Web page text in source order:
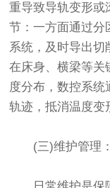
重导致导轨变形或
节：一方面通过分
系统，及时导出切
在床身、横梁等关
度分布，数控系
轨迹，抵消温度变
(三)维护管理：